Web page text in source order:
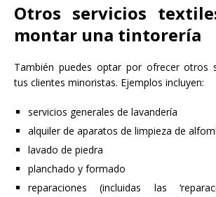
Otros servicios
montar una tintorería
También puedes optar por ofrecer otros
tus clientes minoristas. Ejemplos incluyen:
servicios generales de lavandería
alquiler de aparatos de limpieza de
lavado de piedra
planchado y formado
reparaciones (incluidas las